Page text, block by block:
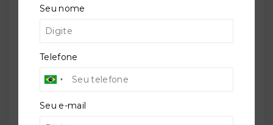
O-64547-99174
Perfil:
Residencial
Seu nome
Telefone
Seu e-mail